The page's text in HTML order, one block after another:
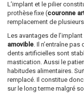
L’implant et le pilier
prothèse fixe (couronne
remplacement de
Les avantages de
amovible. Il n’entraîne
dents artificielles sont
mastication. Aussi le
habitudes alimentaires.
remplacé. Il constitue
sur le long terme malgré